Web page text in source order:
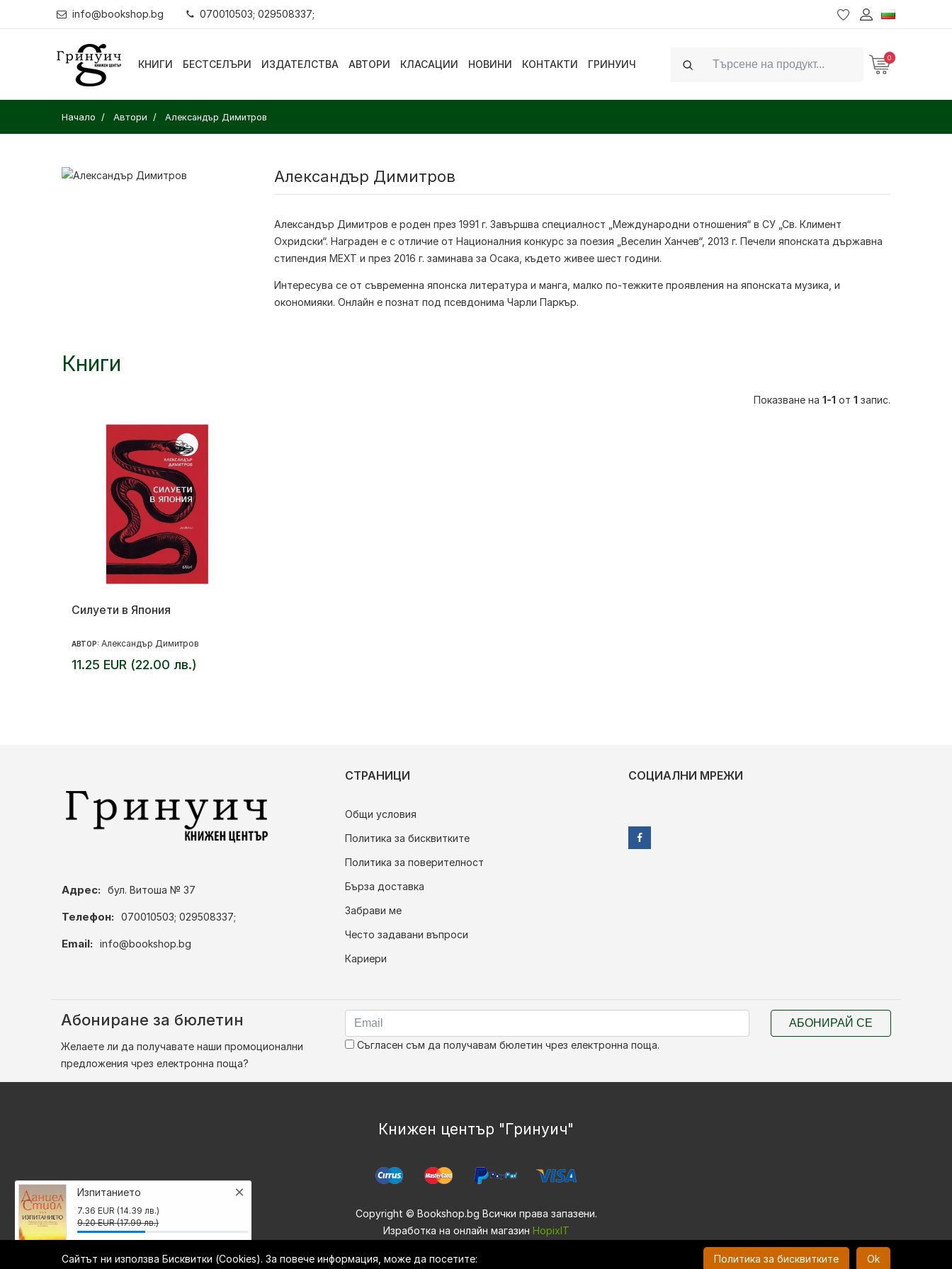
info@bookshop.bg 070010503; 029508337;
КНИГИ БЕСТСЕЛЪРИ ИЗДАТЕЛСТВА АВТОРИ КЛАСАЦИИ НОВИНИ КОНТАКТИ ГРИНУИЧ
Search
0
Начало Автори Александър Димитров
Александър Димитров
Александър Димитров е роден през 1991 г. Завършва специалност „Международни отношения“ в СУ „Св. Климент
Охридски“. Награден е с отличие от Националния конкурс за поезия „Веселин Ханчев“, 2013 г. Печели японската държавна
стипендия MEXT и през 2016 г. заминава за Осака, където живее шест години.
Интересува се от съвременна японска литература и манга, малко по-тежките проявления на японската музика, и
окономияки. Онлайн е познат под псевдонима Чарли Паркър.
Книги
Показване на 1-1 от 1 запис.
Силуети в Япония
АВТОР: Александър Димитров
11.25 EUR (22.00 лв.)
Адрес: бул. Витоша № 37
Телефон: 070010503; 029508337;
Email: info@bookshop.bg
СТРАНИЦИ
Общи условия
Политика за бисквитките
Политика за поверителност
Бърза доставка
Забрави ме
Често задавани въпроси
Кариери
СОЦИАЛНИ МРЕЖИ
Абониране за бюлетин
Желаете ли да получавате наши промоционални
предложения чрез електронна поща?
Съгласен съм да получавам бюлетин чрез електронна поща.
АБОНИРАЙ СЕ
Книжен център "Гринуич"
Copyright © Bookshop.bg Всички права запазени.
Изработка на онлайн магазин HopixIT
Сайтът ни използва Бисквитки (Cookies). За повече информация, може да посетите: Ok
Политика за бисквитките
×
Изпитанието
7.36 EUR (14.39 лв.)
9.20 EUR (17.99 лв.)